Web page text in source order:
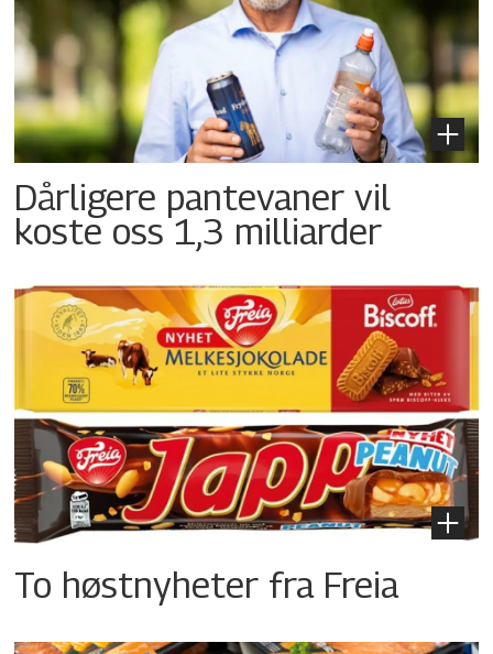
Dårligere pantevaner vil
koste oss 1,3 milliarder
To høstnyheter fra Freia